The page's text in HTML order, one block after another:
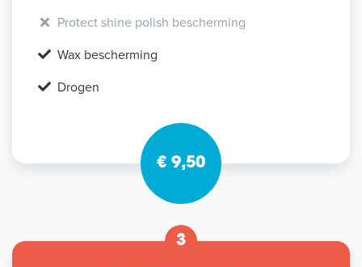
Protect shine polish bescherming
Wax bescherming
Drogen
€ 9,50
3